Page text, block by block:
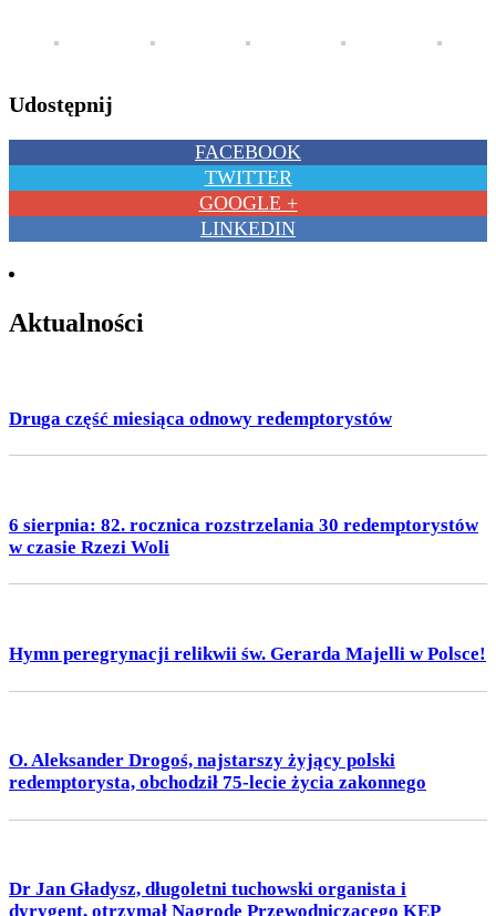
Udostępnij
FACEBOOK
TWITTER
GOOGLE +
LINKEDIN
Aktualności
Druga część miesiąca odnowy redemptorystów
6 sierpnia: 82. rocznica rozstrzelania 30 redemptorystów
w czasie Rzezi Woli
Hymn peregrynacji relikwii św. Gerarda Majelli w Polsce!
O. Aleksander Drogoś, najstarszy żyjący polski
redemptorysta, obchodził 75-lecie życia zakonnego
Dr Jan Gładysz, długoletni tuchowski organista i
dyrygent, otrzymał Nagrodę Przewodniczącego KEP